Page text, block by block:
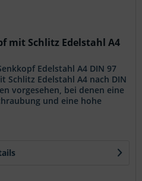
mit Schlitz Edelstahl A4
Edelstahl A4 DIN 97
Schlitz Edelstahl A4 nach DIN
vorgesehen, bei denen eine
und eine hohe